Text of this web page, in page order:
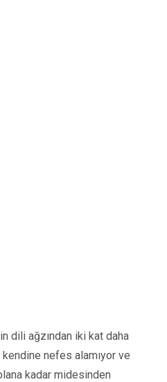
dili ağzından iki kat daha
nefes alamıyor ve
kadar midesinden